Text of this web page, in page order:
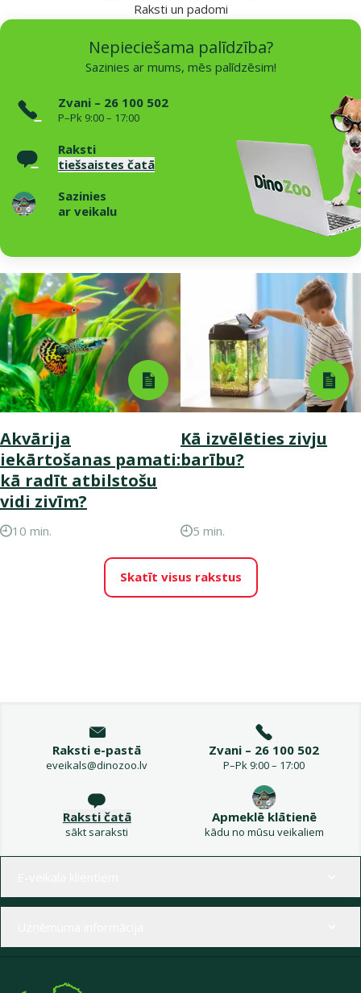
Raksti un padomi
Nepieciešama palīdzība?
Sazinies ar mums, mēs palīdzēsim!
Zvani – 26 100 502
P–Pk 9:00 – 17:00
Raksti
tiešsaistes čatā
Sazinies
ar veikalu
Akvārija
iekārtošanas pamati:
kā radīt atbilstošu
vidi zivīm?
10 min.
Kā izvēlēties zivju
barību?
5 min.
Skatīt visus rakstus
Raksti e-pastā
eveikals@dinozoo.lv
Zvani – 26 100 502
P–Pk 9:00 – 17:00
Raksti čatā
sākt saraksti
Apmeklē klātienē
kādu no mūsu veikaliem